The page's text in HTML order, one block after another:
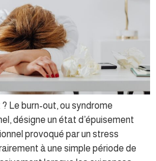
Le burn-out, ou syndrome
désigne un état d’épuisement
provoqué par un stress
à une simple période de